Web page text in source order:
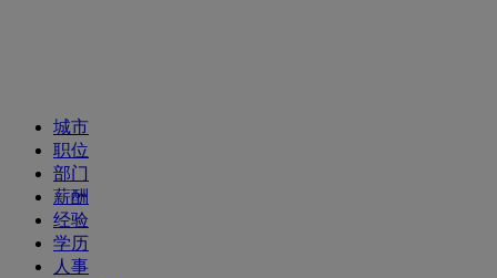
城市
职位
部门
薪酬
经验
学历
人事